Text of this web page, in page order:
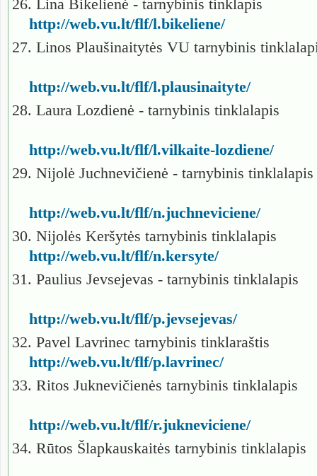
26. Lina Bikelienė - tarnybinis tinklapis
http://web.vu.lt/flf/l.bikeliene/
27. Linos Plaušinaitytės VU tarnybinis
http://web.vu.lt/flf/l.plausinaityte/
28. Laura Lozdienė - tarnybinis tinklalapis
http://web.vu.lt/flf/l.vilkaite-lozdiene/
29. Nijolė Juchnevičienė - tarnybinis tinklalapis
http://web.vu.lt/flf/n.juchneviciene/
30. Nijolės Keršytės tarnybinis tinklalapis
http://web.vu.lt/flf/n.kersyte/
31. Paulius Jevsejevas - tarnybinis tinklalapis
http://web.vu.lt/flf/p.jevsejevas/
32. Pavel Lavrinec tarnybinis tinklaraštis
http://web.vu.lt/flf/p.lavrinec/
33. Ritos Juknevičienės tarnybinis tinklalapis
http://web.vu.lt/flf/r.jukneviciene/
34. Rūtos Šlapkauskaitės tarnybinis tinklalapis